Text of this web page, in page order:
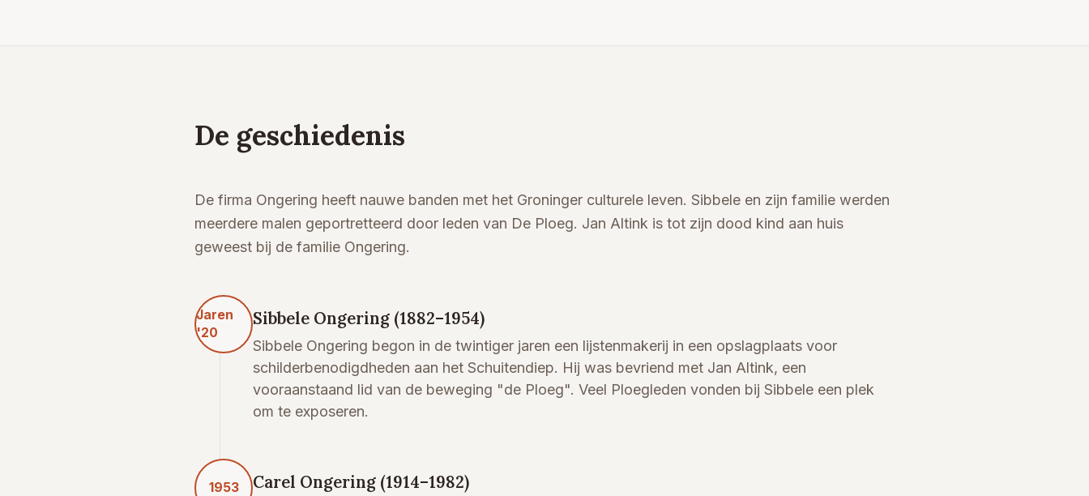
De geschiedenis
De firma Ongering heeft nauwe banden met het Groninger culturele leven. Sibbele en zijn familie werden
meerdere malen geportretteerd door leden van De Ploeg. Jan Altink is tot zijn dood kind aan huis
geweest bij de familie Ongering.
Jaren
'20
Sibbele Ongering (1882–1954)
Sibbele Ongering begon in de twintiger jaren een lijstenmakerij in een opslagplaats voor
schilderbenodigdheden aan het Schuitendiep. Hij was bevriend met Jan Altink, een
vooraanstaand lid van de beweging "de Ploeg". Veel Ploegleden vonden bij Sibbele een plek
om te exposeren.
1953 Carel Ongering (1914–1982)